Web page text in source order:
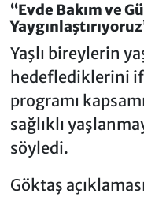
“Evde Bakım ve
Yaşlı bireylerin
hedeflediklerini
programı
sağlıklı
söyledi.
Göktaş